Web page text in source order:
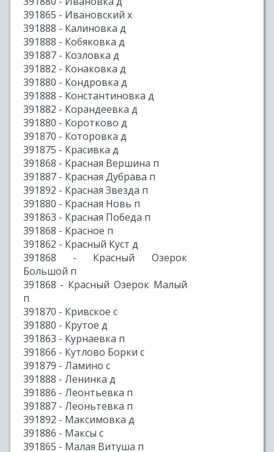
391865 - Ивановский х
391888 - Калиновка д
391888 - Кобяковка д
391887 - Козловка д
391882 - Конаковка д
391880 - Кондровка д
391888 - Константиновка д
391882 - Корандеевка д
391880 - Коротково д
391870 - Которовка д
391875 - Красивка д
391868 - Красная Вершина п
391887 - Красная Дубрава п
391892 - Красная Звезда п
391880 - Красная Новь п
391863 - Красная Победа п
391868 - Красное п
391862 - Красный Куст д
391868 - Красный Озерок
Большой п
391868 - Красный Озерок Малый
п
391870 - Кривское с
391880 - Крутое д
391863 - Курнаевка п
391866 - Кутлово Борки с
391879 - Ламино с
391888 - Ленинка д
391886 - Леонтьевка п
391887 - Леоньтевка п
391892 - Максимовка д
391886 - Максы с
391865 - Малая Витуша п